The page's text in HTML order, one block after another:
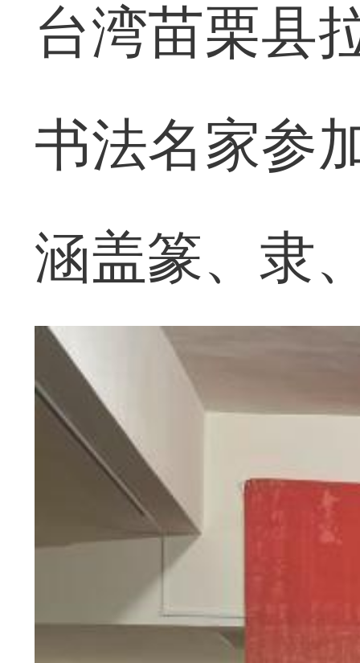
台湾苗栗县
书法名家参
涵盖篆、隶